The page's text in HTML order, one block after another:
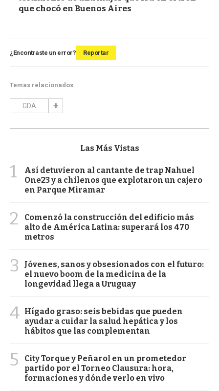
que chocó en Buenos Aires
¿Encontraste un error? Reportar
Temas relacionados
GDA
Las Más Vistas
1
Así detuvieron al cantante de trap Nahuel
One23 y a chilenos que explotaron un cajero
en Parque Miramar
2
Comenzó la construcción del edificio más
alto de América Latina: superará los 470
metros
3
Jóvenes, sanos y obsesionados con el futuro:
el nuevo boom de la medicina de la
longevidad llega a Uruguay
4 Hígado graso: seis bebidas que pueden
ayudar a cuidar la salud hepática y los
hábitos que las complementan
5
City Torque y Peñarol en un prometedor
partido por el Torneo Clausura: hora,
formaciones y dónde verlo en vivo